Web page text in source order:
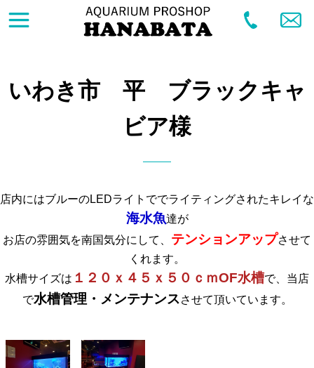
いわき市 平 ブラックキャ
ビア様
店内にはブルーのLEDライトででライティングされたキレイな
海水魚達が
お店の雰囲気を南国気分にして、 テンションアップさせて
くれます。
水槽サイズは １２０ｘ４５ｘ５０ｃｍOF水槽で、当店
で水槽管理・メンテナンスさせて頂いています。